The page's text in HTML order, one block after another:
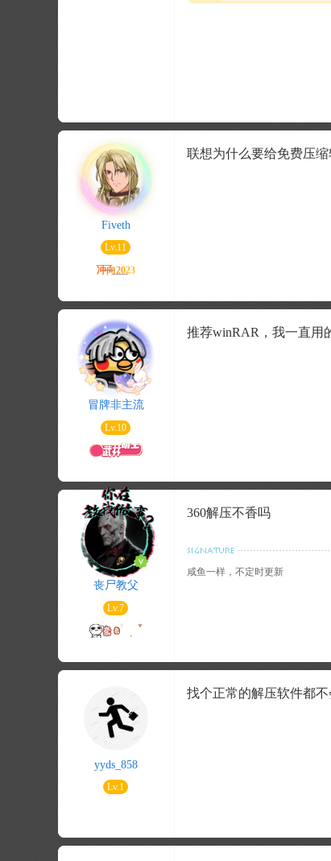
Fiveth
Lv.11
联想为什么要给免费压
冒牌非主流
Lv.10
推荐winRAR，我一直用
丧尸教父
Lv.7
360解压不香吗
咸鱼一样，不定时更新
yyds_858
Lv.1
找个正常的解压软件都